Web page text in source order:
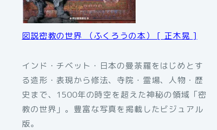
図説密教の世界 （ふくろうの本） [ 正木晃 ]
インド・チベット・日本の曼荼羅をはじめとす
る造形・表現から修法、寺院・霊場、人物・歴
史まで、1500年の時空を超えた神秘の領域「密
教の世界」。豊富な写真を掲載したビジュアル
版。